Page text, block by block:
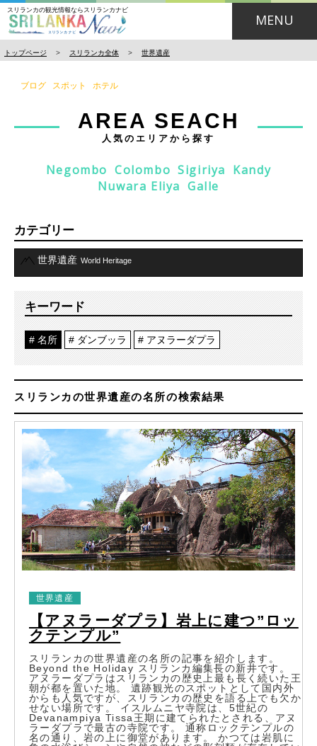
スリランカの観光情報ならスリランカナビ
MENU
トップページ > スリランカ全体 > 世界遺産
ブログ スポット ホテル
AREA SEACH
人気のエリアから探す
Negombo Colombo Sigiriya Kandy
Nuwara Eliya Galle
カテゴリー
世界遺産 World Heritage
キーワード
名所 ダンブッラ アヌラーダプラ
スリランカの世界遺産の名所の検索結果
【アヌラーダプラ】岩上に建つ”ロッ
クテンプル”
世界遺産
スリランカの世界遺産の名所の記事を紹介します。
Beyond the Holiday スリランカ編集長の新井です。
アヌラーダプラはスリランカの歴史上最も長く続いた王
朝が都を置いた地。 遺跡観光のスポットとして国内外
からも人気ですが、スリランカの歴史を語る上でも欠か
せない場所です。 イスルムニヤ寺院は、5世紀の
Devanampiya Tissa王期に建てられたとされる、アヌ
ラーダプラで最古の寺院です。 通称ロックテンプルの
名の通り、岩の上に御堂があります。 かつては岩肌に